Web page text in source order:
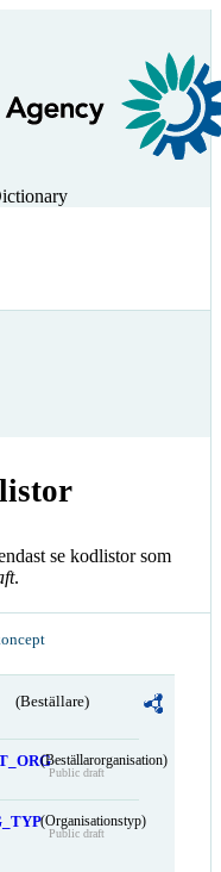
se kodlistor som
.
(Beställare)
(Beställarorganisation)
Public draft
(Organisationstyp)
Public draft